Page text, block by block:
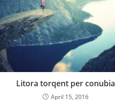
Litora torqent per conubia
April 15, 2016